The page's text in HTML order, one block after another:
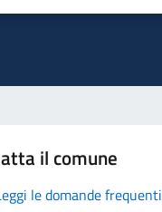
il comune
le domande frequenti